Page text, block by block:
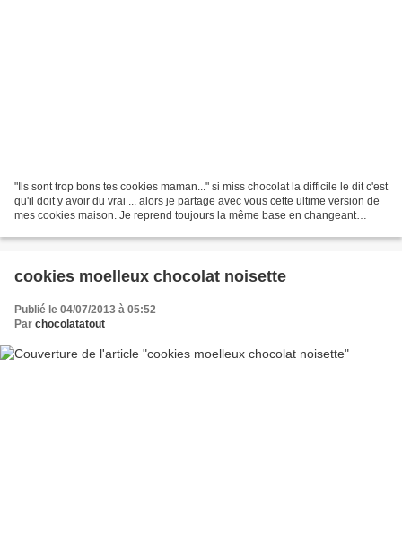
"Ils sont trop bons tes cookies maman..." si miss chocolat la difficile le dit c'est
qu'il doit y avoir du vrai ... alors je partage avec vous cette ultime version de
mes cookies maison. Je reprend toujours la même base en changeant
cookies moelleux chocolat noisette
Publié le 04/07/2013 à 05:52
Par chocolatatout